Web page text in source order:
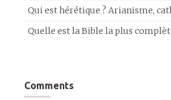
Qui est hérétique ? Arianisme,
Quelle est la Bible la plus
Comments